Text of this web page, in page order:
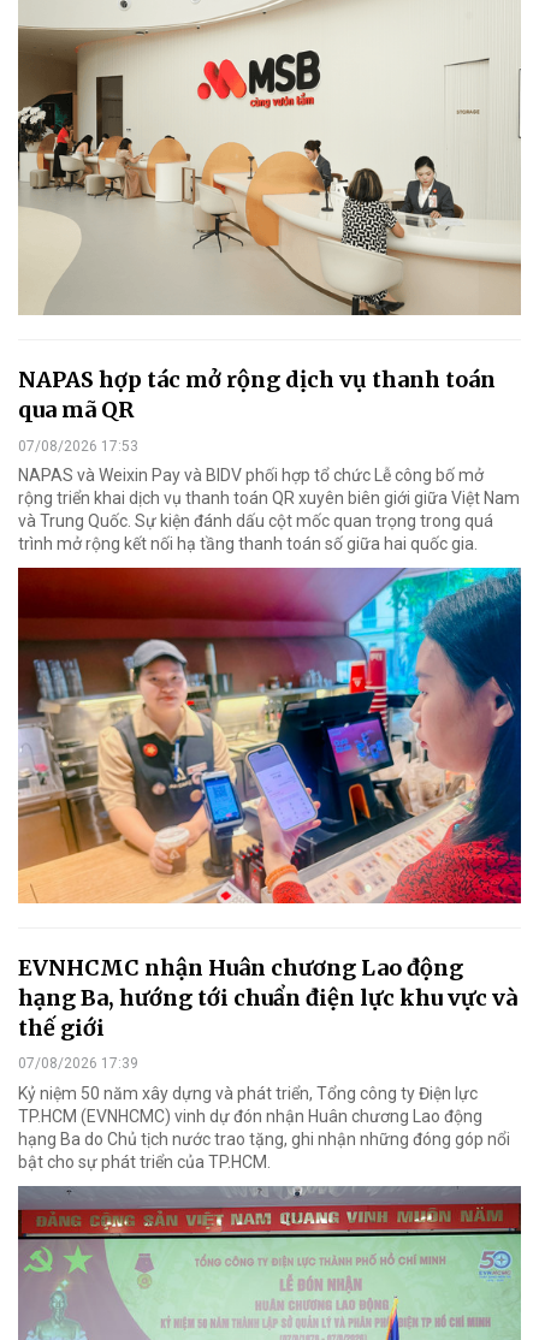
NAPAS hợp tác mở rộng dịch vụ thanh toán
qua mã QR
07/08/2026 17:53
NAPAS và Weixin Pay và BIDV phối hợp tổ chức Lễ công bố mở
rộng triển khai dịch vụ thanh toán QR xuyên biên giới giữa Việt Nam
và Trung Quốc. Sự kiện đánh dấu cột mốc quan trọng trong quá
trình mở rộng kết nối hạ tầng thanh toán số giữa hai quốc gia.
EVNHCMC nhận Huân chương Lao động
hạng Ba, hướng tới chuẩn điện lực khu vực và
thế giới
07/08/2026 17:39
Kỷ niệm 50 năm xây dựng và phát triển, Tổng công ty Điện lực
TP.HCM (EVNHCMC) vinh dự đón nhận Huân chương Lao động
hạng Ba do Chủ tịch nước trao tặng, ghi nhận những đóng góp nổi
bật cho sự phát triển của TP.HCM.